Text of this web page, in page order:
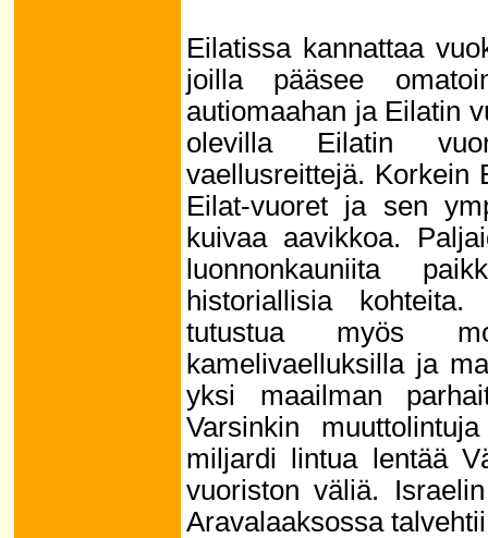
Eilatissa kannattaa
joilla pääsee
autiomaahan ja Eilatin
olevilla Eilatin
vaellusreittejä. Korkein
Eilat-vuoret ja sen
kuivaa aavikkoa.
luonnonkauniita
historiallisia
tutustua myös
kamelivaelluksilla ja
yksi maailman
Varsinkin
miljardi lintua lentää
vuoriston väliä.
Aravalaaksossa